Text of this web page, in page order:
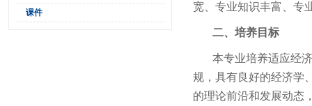
课件
宽、专业知识丰富、专
二、培养目标
本专业培养适应经
规，具有良好的经济学
的理论前沿和发展动态